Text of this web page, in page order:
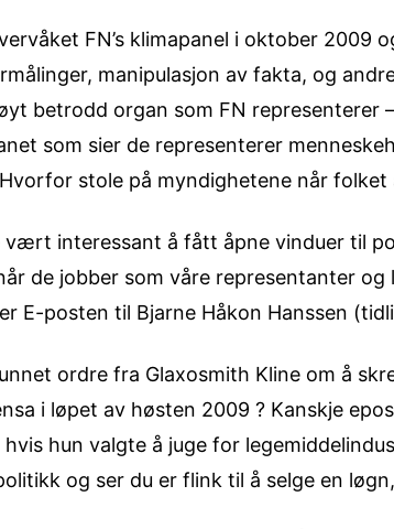
FN’s klimapanel i oktober 2009
manipulasjon av fakta, og
betrodd organ som FN
som sier de representerer
stole på myndighetene når folket
vært interessant å fått åpne vinduer til
de jobber som våre representanter
E-posten til Bjarne Håkon Hanssen
ordre fra Glaxosmith Kline om å
i løpet av høsten 2009 ? Kanskje
hvis hun valgte å juge for
og ser du er flink til å selge en